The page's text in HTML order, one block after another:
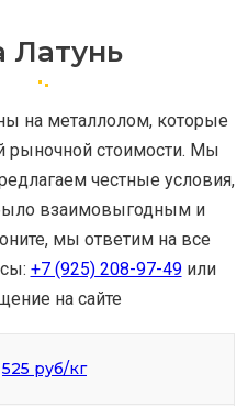
Латунь
на металлолом, которые
рыночной стоимости. Мы
честные условия,
взаимовыгодным и
мы ответим на все
+7 (925) 208-97-49или
на сайте
525 руб/кг